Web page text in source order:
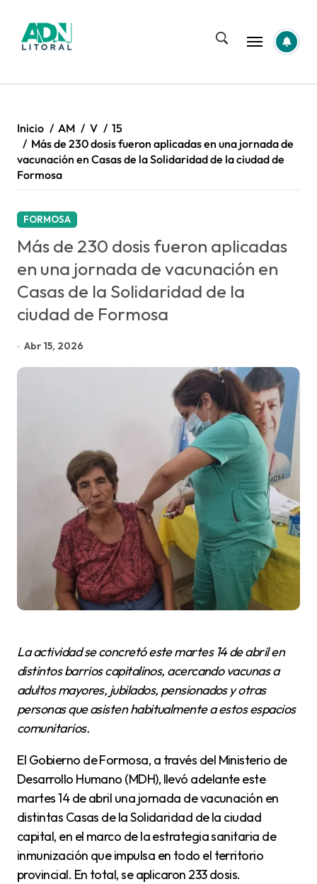
contenido
Inicio AM V
15
Más de 230 dosis fueron aplicadas en una jornada de
vacunación en Casas de la Solidaridad de la ciudad de
Formosa
FORMOSA
Más de 230 dosis fueron aplicadas
en una jornada de vacunación en
Casas de la Solidaridad de la
ciudad de Formosa
Abr 15, 2026
La actividad se concretó este martes 14 de abril en
distintos barrios capitalinos, acercando vacunas a
adultos mayores, jubilados, pensionados y otras
personas que asisten habitualmente a estos espacios
comunitarios.
El Gobierno de Formosa, a través del Ministerio de
Desarrollo Humano (MDH), llevó adelante este
martes 14 de abril una jornada de vacunación en
distintas Casas de la Solidaridad de la ciudad
capital, en el marco de la estrategia sanitaria de
inmunización que impulsa en todo el territorio
provincial. En total, se aplicaron 233 dosis.